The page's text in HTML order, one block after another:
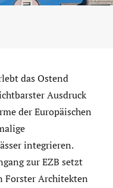
das Ostend
Ausdruck
der Europäischen
integrieren.
zur EZB setzt
Forster Architekten